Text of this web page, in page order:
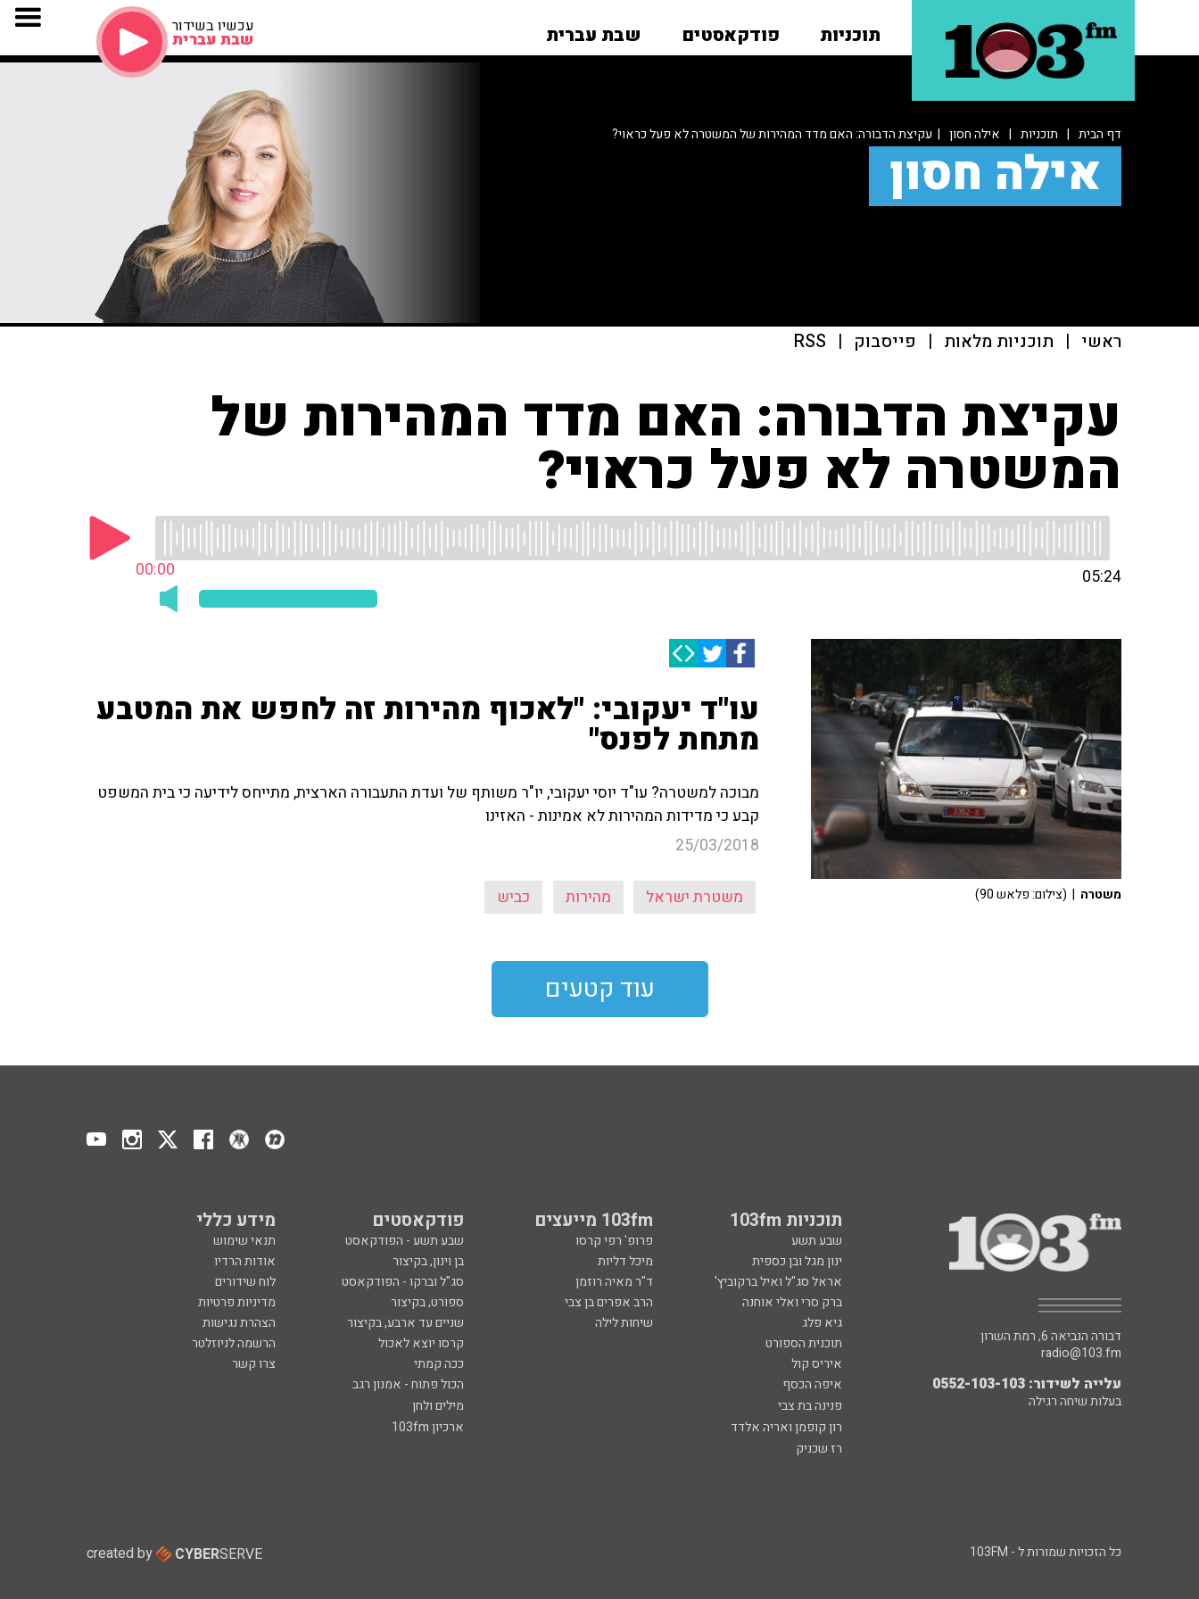
תוכניות פודקאסטים שבת עברית עכשיו בשידור
שבת עברית
דף הבית | תוכניות | אילה חסון | עקיצת הדבורה: האם מדד המהירות של המשטרה לא פעל כראוי?
אילה חסון
ראשי | תוכניות מלאות | פייסבוק |
RSS
עקיצת הדבורה: האם מדד המהירות של
המשטרה לא פעל כראוי?
00:00 05:24
עו"ד יעקובי: "לאכוף מהירות זה לחפש את המטבע
מתחת לפנס"
מבוכה למשטרה? עו"ד יוסי יעקובי, יו"ר משותף של ועדת התעבורה הארצית, מתייחס לידיעה כי בית המשפט
קבע כי מדידות המהירות לא אמינות - האזינו
25/03/2018
משטרת ישראל מהירות כביש משטרה | (צילום: פלאש 90)
עוד קטעים
תוכניות 103fm 103fm מייעצים פודקאסטים מידע כללי
שבע תשע פרופ' רפי קרסו שבע תשע - הפודקאסט
תנאי שימוש
ינון מגל ובן כספית
מיכל דליות בן וינון, בקיצור
אודות הרדיו
אראל סג"ל ואיל ברקוביץ'
ד"ר מאיה רוזמן סג"ל וברקו - הפודקאסט
לוח שידורים
ברק סרי ואלי אוחנה
הרב אפרים בן צבי ספורט, בקיצור
מדיניות פרטיות
גיא פלג
שיחות לילה שניים עד ארבע, בקיצור
הצהרת נגישות
תוכנית הספורט
קרסו יוצא לאכול
הרשמה לניוזלטר
איריס קול
ככה קמתי
צרו קשר
איפה הכסף
הכול פתוח - אמנון רגב
פנינה בת צבי
מילים ולחן
רון קופמן ואריה אלדד
ארכיון 103fm
רז שכניק
דבורה הנביאה 6, רמת השרון
radio@103.fm
עלייה לשידור: 0552-103-103
בעלות שיחה רגילה
כל הזכויות שמורות ל - 103FM created by CYBERSERVE